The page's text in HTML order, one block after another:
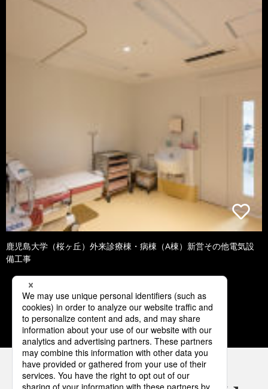
鹿児島大学（桜ヶ丘）外来診療棟・病棟（A棟）新営その他電気設
備工事
1 2 3 4 5
パナソニックの電気設備 SNSアカウント